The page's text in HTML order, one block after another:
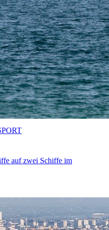
auf zwei Schiffe im